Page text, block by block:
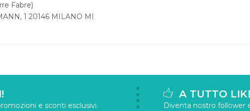
Fabre)
1 20146 MILANO MI
e sconti esclusivi.
A TUTTO
Diventa nostro follower